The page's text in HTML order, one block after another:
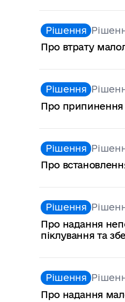
Рішення
Про втрату
Рішення
Про припинення
Рішення
Про
Рішення
Про надання
піклування та
Рішення
Про надання